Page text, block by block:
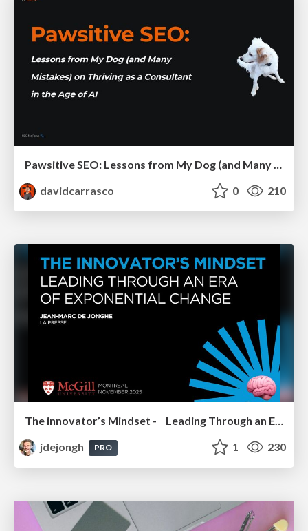
Pawsitive SEO: Lessons from My Dog (and Many Mistakes) on Thriving as a Consultant in the Age of AI
davidcarrasco
0 210
The innovator’s Mindset - Leading Through an Era of Exponential Change - McGill University 2025
jdejongh
PRO 1 230